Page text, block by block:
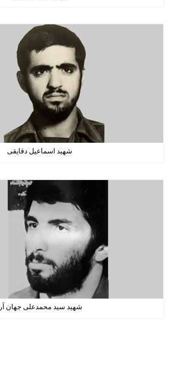
شهید اسماعیل دقایقی
شهید سید محمدعلی جهان آرا